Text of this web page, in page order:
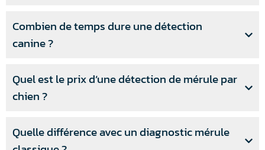
Combien de temps dure une détection
canine ?
Quel est le prix d’une détection de mérule par
chien ?
Quelle différence avec un diagnostic mérule